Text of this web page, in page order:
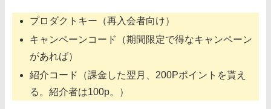
プロダクトキー（再入会者向け）
キャンペーンコード（期間限定で得なキャンペーン
があれば）
紹介コード（課金した翌月、200Pポイントを貰え
る。紹介者は100p。）